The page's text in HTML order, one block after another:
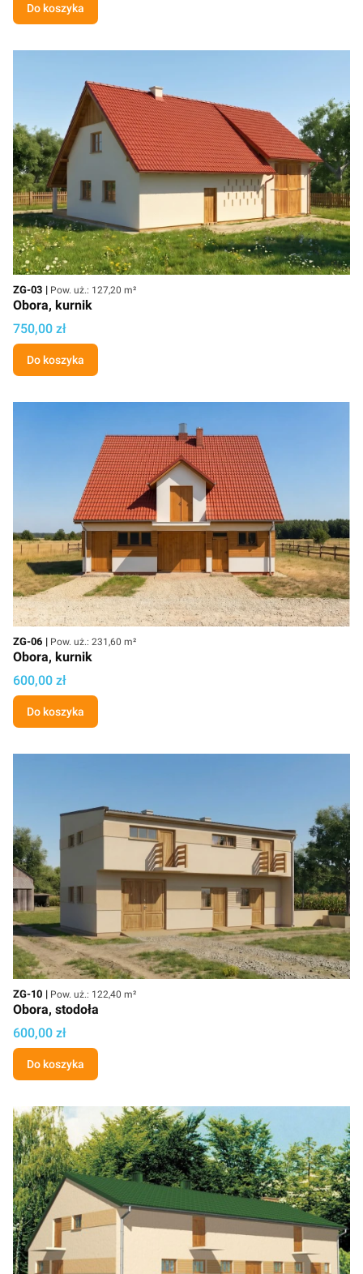
Do koszyka
Kod
ZG-03 Powierzchnia użytkowa
Pow. uż.: 127,20 m²
Obora, kurnik
Cena projektu
750,00 zł
Do koszyka
Kod
ZG-06 Powierzchnia użytkowa
Pow. uż.: 231,60 m²
Obora, kurnik
Cena projektu
600,00 zł
Do koszyka
Kod
ZG-10 Powierzchnia użytkowa
Pow. uż.: 122,40 m²
Obora, stodoła
Cena projektu
600,00 zł
Do koszyka